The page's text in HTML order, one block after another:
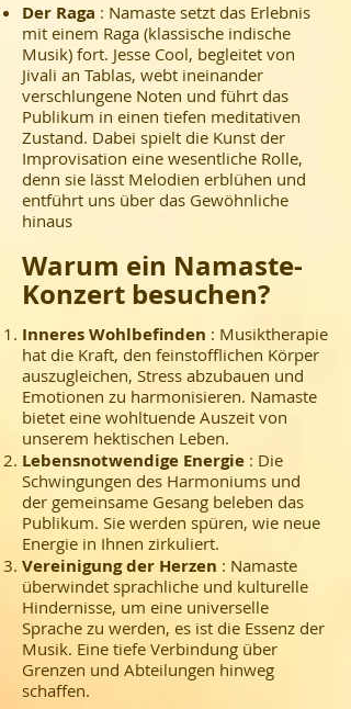
Der Raga : Namaste setzt das Erlebnis
mit einem Raga (klassische indische
Musik) fort. Jesse Cool, begleitet von
Jivali an Tablas, webt ineinander
verschlungene Noten und führt das
Publikum in einen tiefen meditativen
Zustand. Dabei spielt die Kunst der
Improvisation eine wesentliche Rolle,
denn sie lässt Melodien erblühen und
entführt uns über das Gewöhnliche
hinaus
Warum ein Namaste-
Konzert besuchen?
Inneres Wohlbefinden : Musiktherapie
hat die Kraft, den feinstofflichen Körper
auszugleichen, Stress abzubauen und
Emotionen zu harmonisieren. Namaste
bietet eine wohltuende Auszeit von
unserem hektischen Leben.
Lebensnotwendige Energie : Die
Schwingungen des Harmoniums und
der gemeinsame Gesang beleben das
Publikum. Sie werden spüren, wie neue
Energie in Ihnen zirkuliert.
Vereinigung der Herzen : Namaste
überwindet sprachliche und kulturelle
Hindernisse, um eine universelle
Sprache zu werden, es ist die Essenz der
Musik. Eine tiefe Verbindung über
Grenzen und Abteilungen hinweg
schaffen.